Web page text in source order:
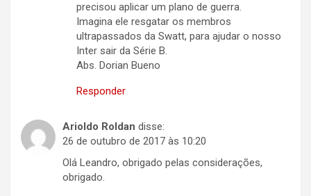
precisou aplicar um plano de guerra.
Imagina ele resgatar os membros
ultrapassados da Swatt, para ajudar o nosso
Inter sair da Série B.
Abs. Dorian Bueno
Responder
Arioldo Roldan disse:
26 de outubro de 2017 às 10:20
Olá Leandro, obrigado pelas considerações,
obrigado.